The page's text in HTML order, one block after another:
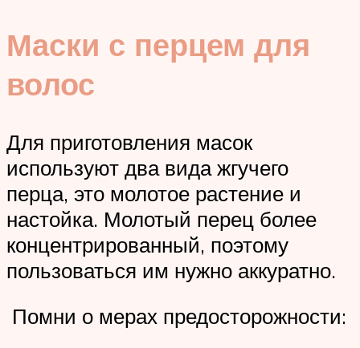
Маски с перцем для
волос
Для приготовления масок
используют два вида жгучего
перца, это молотое растение и
настойка. Молотый перец более
концентрированный, поэтому
пользоваться им нужно аккуратно.
Помни о мерах предосторожности: